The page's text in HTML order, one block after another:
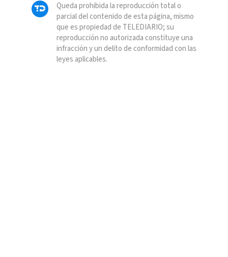
Queda prohibida la reproducción total o
parcial del contenido de esta página, mismo
que es propiedad de TELEDIARIO; su
reproducción no autorizada constituye una
infracción y un delito de conformidad con las
leyes aplicables.